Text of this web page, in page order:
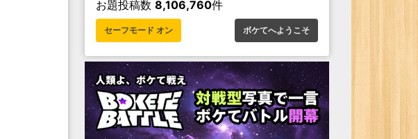
お題投稿数 8,106,760件
セーフモード オン ボケてへようこそ